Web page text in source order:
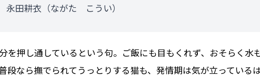
永田耕衣（ながた こうい）
を押し通しているという句。ご飯にも目もくれず、おそらく水
段なら撫でられてうっとりする猫も、発情期は気が立っている